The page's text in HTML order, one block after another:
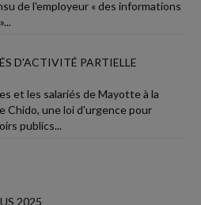
de l'employeur « des informations
D'ACTIVITÉ PARTIELLE
et les salariés de Mayotte à la
Chido, une loi d'urgence pour
publics...
2025